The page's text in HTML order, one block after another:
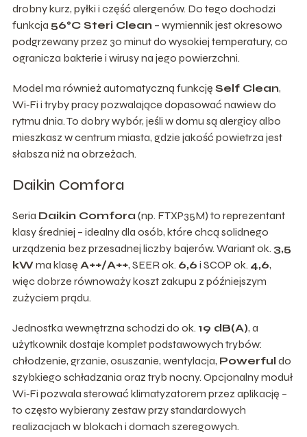
drobny kurz, pyłki i część alergenów. Do tego dochodzi
funkcja 56°C Steri Clean – wymiennik jest okresowo
podgrzewany przez 30 minut do wysokiej temperatury, co
ogranicza bakterie i wirusy na jego powierzchni.
Model ma również automatyczną funkcję Self Clean,
Wi‑Fi i tryby pracy pozwalające dopasować nawiew do
rytmu dnia. To dobry wybór, jeśli w domu są alergicy albo
mieszkasz w centrum miasta, gdzie jakość powietrza jest
słabsza niż na obrzeżach.
Daikin Comfora
Seria Daikin Comfora (np. FTXP35M) to reprezentant
klasy średniej – idealny dla osób, które chcą solidnego
urządzenia bez przesadnej liczby bajerów. Wariant ok. 3,5
kWma klasę A++/A++, SEER ok. 6,6 i SCOP ok. 4,6,
więc dobrze równoważy koszt zakupu z późniejszym
zużyciem prądu.
Jednostka wewnętrzna schodzi do ok. 19 dB(A), a
użytkownik dostaje komplet podstawowych trybów:
chłodzenie, grzanie, osuszanie, wentylacja, Powerful do
szybkiego schładzania oraz tryb nocny. Opcjonalny moduł
Wi‑Fi pozwala sterować klimatyzatorem przez aplikację –
to często wybierany zestaw przy standardowych
realizacjach w blokach i domach szeregowych.